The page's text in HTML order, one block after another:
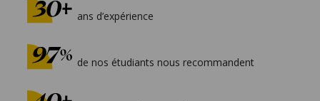
ans d’expérience
de nos étudiants nous recommandent